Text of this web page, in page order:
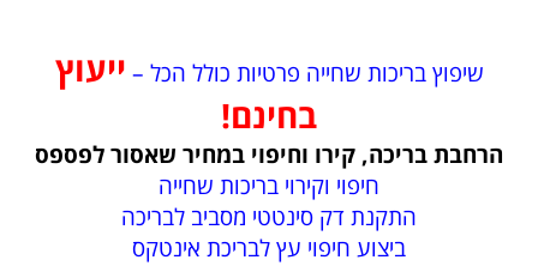
שיפוץ בריכות שחייה פרטיות כולל הכל – ייעוץ
בחינם!
הרחבת בריכה, קירו וחיפוי במחיר שאסור לפספס
חיפוי וקירוי בריכות שחייה
התקנת דק סינטטי מסביב לבריכה
ביצוע חיפוי עץ לבריכת אינטקס